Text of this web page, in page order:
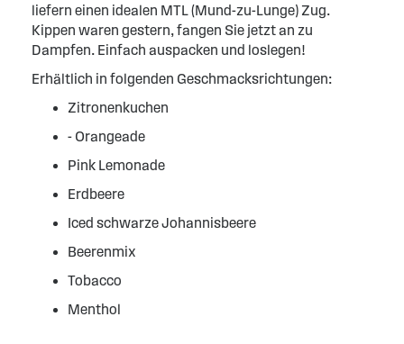
liefern einen idealen MTL (Mund-zu-Lunge) Zug.
Kippen waren gestern, fangen Sie jetzt an zu
Dampfen. Einfach auspacken und loslegen!
Erhältlich in folgenden Geschmacksrichtungen:
Zitronenkuchen
- Orangeade
Pink Lemonade
Erdbeere
Iced schwarze Johannisbeere
Beerenmix
Tobacco
Menthol